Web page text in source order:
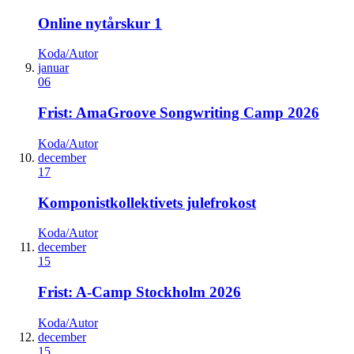
Online nytårskur 1
Koda/Autor
januar
06
Frist: AmaGroove Songwriting Camp 2026
Koda/Autor
december
17
Komponistkollektivets julefrokost
Koda/Autor
december
15
Frist: A-Camp Stockholm 2026
Koda/Autor
december
15